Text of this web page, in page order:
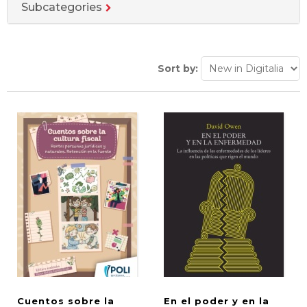
Subcategories
Sort by:
Cuentos sobre la
En el poder y en la